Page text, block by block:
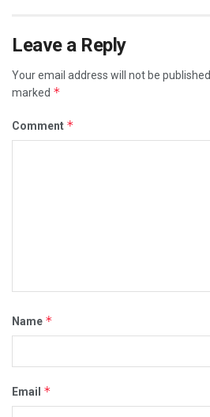
Leave a Reply
Your email address will not be published.
marked *
Comment *
Name *
Email *